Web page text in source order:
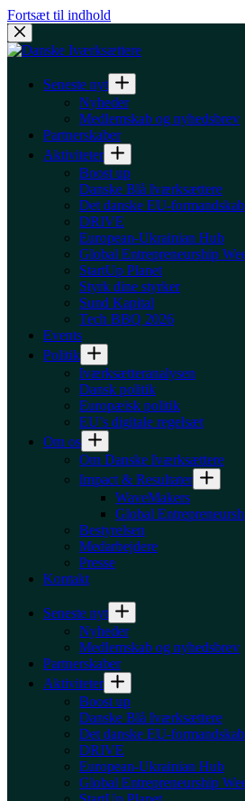
Fortsæt til indhold
Seneste nyt
Nyheder
Medlemskab og nyhedsbrev
Partnerskaber
Aktiviteter
Boost up
Danske Blå Iværksættere
Det danske EU-formandskab
DRIVE
European-Ukrainian Hub
Global Entrepreneurship
StartUp Planet
Styrk dine styrker
Sund Kapital
Tech BBQ 2026
Events
Politik
Iværksætteranalysen
Dansk politik
Europæisk politik
EU’s digitale regelsæt
Om os
Om Danske Iværksættere
Impact & Resultater
WaveMakers
Global
Bestyrelsen
Medarbejdere
Presse
Kontakt
Seneste nyt
Nyheder
Medlemskab og nyhedsbrev
Partnerskaber
Aktiviteter
Boost up
Danske Blå Iværksættere
Det danske EU-formandskab
DRIVE
European-Ukrainian Hub
Global Entrepreneurship